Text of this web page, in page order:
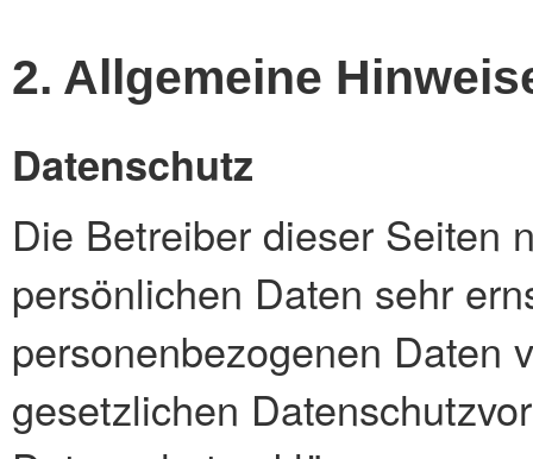
2. Allgemeine
Datenschutz
Die Betreiber dieser Seiten
persönlichen Daten sehr
personenbezogenen Daten
gesetzlichen